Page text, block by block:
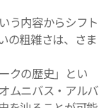
う内容からシフト
の粗雑さは、さま
クの歴史」とい
ムニバス・アルバ